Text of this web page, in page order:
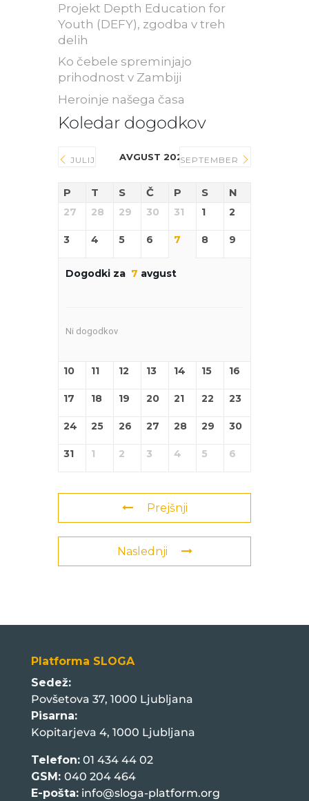
Projekt Depth Education for
Youth (DEFY), zgodba v treh
delih
Ko čebele spreminjajo
prihodnost v Zambiji
Heroinje našega časa
Koledar dogodkov
JULIJ AVGUST 2026SEPTEMBER
P T S Č P S N
27 28 29 30 31 1 2
3 4 5 6 7 8 9
Dogodki za 7 avgust
Ni dogodkov
10 11 12 13 14 15 16
17 18 19 20 21 22 23
24 25 26 27 28 29 30
31 1 2 3 4 5 6
Prejšnji
Naslednji
Platforma SLOGA
Sedež:
Povšetova 37, 1000 Ljubljana
Pisarna:
Kopitarjeva 4, 1000 Ljubljana
Telefon:01 434 44 02
GSM: 040 204 464
E-pošta: info@sloga-platform.org